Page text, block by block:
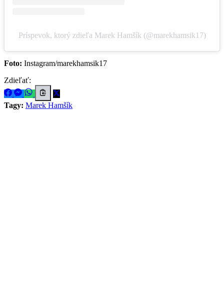
Príspevok, ktorý zdieľa Marek Hamšík (@marekhamsik17)
Foto: Instagram/marekhamsik17
Zdieľať:
Tagy: Marek Hamšík